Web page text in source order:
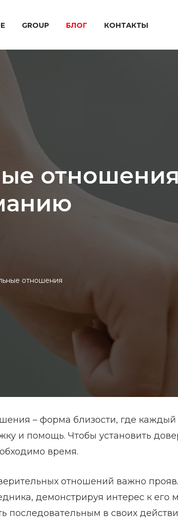
GROUP БЛОГ КОНТАКТЫ
отношения
– форма близости, где
и помощь. Чтобы установить
время.
отношений важно
демонстрируя интерес к его
последовательным в своих